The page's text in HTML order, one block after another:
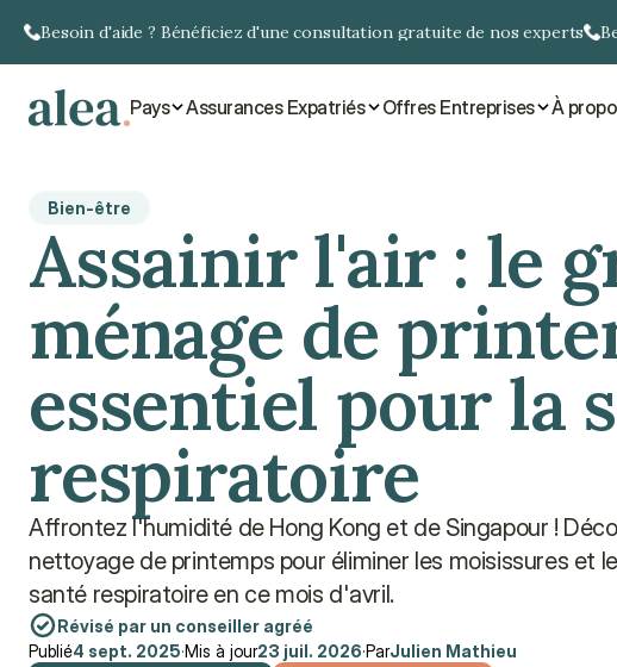
Besoin d'aide ? Bénéficiez d'une consultation gratuite de nos experts
Pays Assurances Expatriés Offres Entreprises À
Bien-être
Assainir l'air : le
ménage de
essentiel pour la
respiratoire
Affrontez l'humidité de Hong Kong et de Singapour !
nettoyage de printemps pour éliminer les moisissures et
santé respiratoire en ce mois d'avril.
Révisé par un conseiller agréé
Publié4 sept. 2025·Mis à jour23 juil. 2026·ParJulien Mathieu